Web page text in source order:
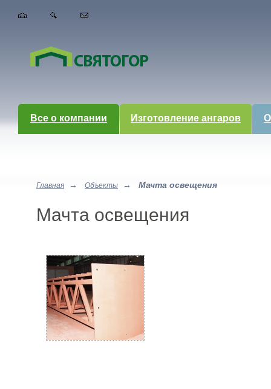
Все о компании Изготовление ангаров
Главная → Объекты → Мачта освещения
Мачта освещения